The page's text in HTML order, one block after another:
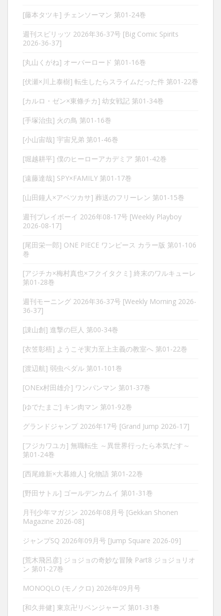
[藤本タツキ] チェンソーマン 第01-24巻
週刊スピリッツ 2026年36-37号 [Big Comic Spirits
2026-36-37]
[丸山くがね] オーバーロード 第01-16巻
[伏瀬×川上泰樹] 転生したらスライムだった件 第01-22巻
[カルロ・ゼン×東條チカ] 幼女戦記 第01-34巻
[手塚治虫] 火の鳥 第01-16巻
[小山宙哉] 宇宙兄弟 第01-46巻
[堀越耕平] 僕のヒーローアカデミア 第01-42巻
[遠藤達哉] SPY×FAMILY 第01-17巻
[山田鐘人×アベツカサ] 葬送のフリーレン 第01-15巻
週刊プレイボーイ 2026年08-17号 [Weekly Playboy
2026-08-17]
[尾田栄一郎] ONE PIECE ワンピース カラー版 第01-106
巻
[アジチカ×梅村真也×フクイタクミ] 終末のワルキューレ
第01-28巻
週刊モーニング 2026年36-37号 [Weekly Morning 2026-
36-37]
[諌山創] 進撃の巨人 第00-34巻
[衣笠彰梧] ようこそ実力至上主義の教室へ 第01-22巻
[渡辺航] 弱虫ペダル 第01-101巻
[ONEx村田雄介] ワンパンマン 第01-37巻
[ゆでたまご] キン肉マン 第01-92巻
グランドジャンプ 2026年17号 [Grand Jump 2026-17]
[フジカワユカ] 無職転生 ～異世界行ったら本気だす～
第01-24巻
[西尾維新×大暮維人] 化物語 第01-22巻
[野田サトル] ゴールデンカムイ 第01-31巻
月刊少年マガジン 2026年08月号 [Gekkan Shonen
Magazine 2026-08]
ジャンプSQ 2026年09月号 [Jump Square 2026-09]
[荒木飛呂彦] ジョジョの奇妙な冒険 Part8 ジョジョリオ
ン 第01-27巻
MONOQLO (モノクロ) 2026年09月号
[和久井健] 東京卍リベンジャーズ 第01-31巻